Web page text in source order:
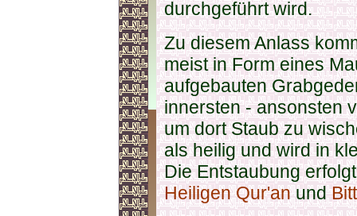
durchgeführt wird.
Zu diesem Anlass
meist in Form eines
aufgebauten
innersten - ansonsten
um dort Staub zu
als heilig und wird in
Die Entstaubung
Heiligen Qur'anund